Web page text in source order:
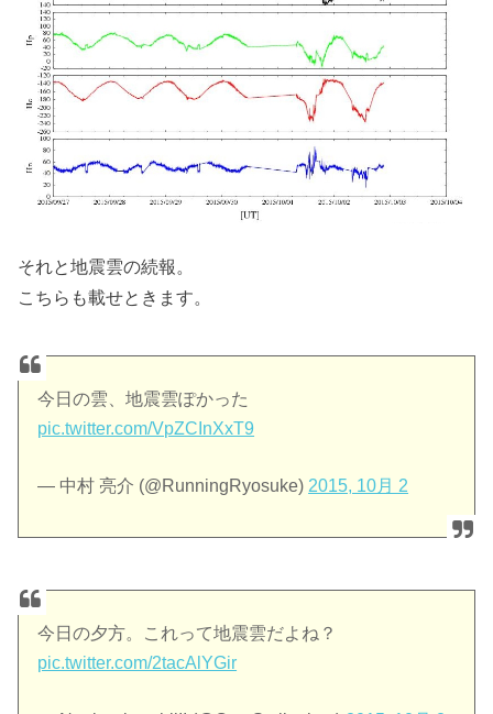
それと地震雲の続報。
こちらも載せときます。
今日の雲、地震雲ぽかった
pic.twitter.com/VpZCInXxT9
— 中村 亮介 (@RunningRyosuke) 2015, 10月 2
今日の夕方。これって地震雲だよね？
pic.twitter.com/2tacAlYGir